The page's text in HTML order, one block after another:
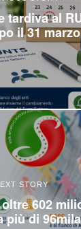
tardiva al
il 31
STORY
602
più di